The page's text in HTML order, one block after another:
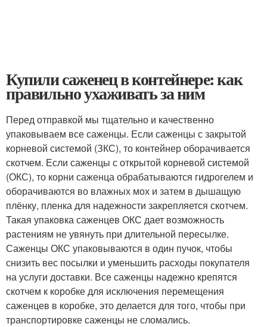
Купили саженец в контейнере: как
правильно ухаживать за ним
Перед отправкой мы тщательно и качественно
упаковываем все саженцы. Если саженцы с закрытой
корневой системой (ЗКС), то контейнер оборачивается
скотчем. Если саженцы с открытой корневой системой
(ОКС), то корни саженца обрабатываются гидрогелем и
оборачиваются во влажных мох и затем в дышащую
плёнку, пленка для надежности закрепляется скотчем.
Такая упаковка саженцев ОКС дает возможность
растениям не увянуть при длительной пересылке.
Саженцы ОКС упаковываются в один пучок, чтобы
снизить вес посылки и уменьшить расходы покупателя
на услуги доставки. Все саженцы надежно крепятся
скотчем к коробке для исключения перемещения
саженцев в коробке, это делается для того, чтобы при
транспортировке саженцы не сломались.